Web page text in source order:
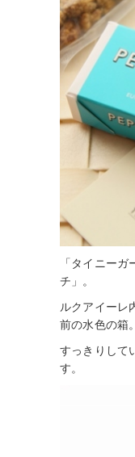
「タイニー
チ」。
ルクアイーレ
前の水色の箱。
すっきりして
す。